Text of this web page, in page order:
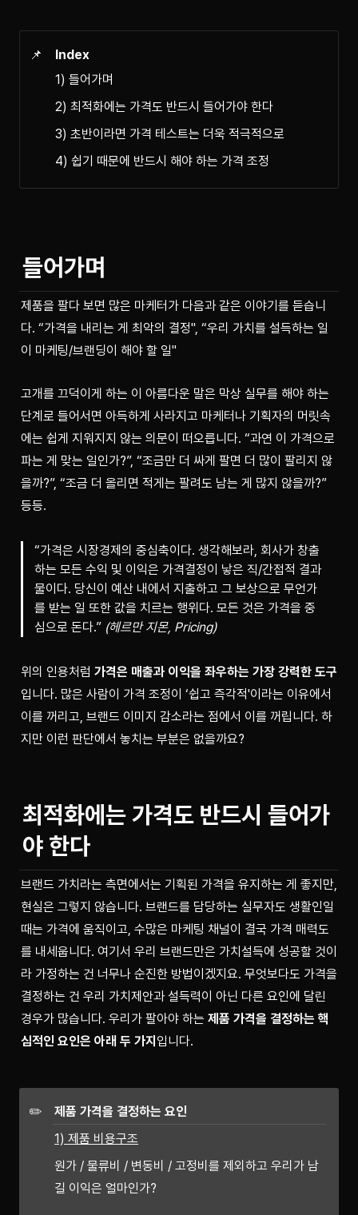
📌
Index
1) 들어가며
2) 최적화에는 가격도 반드시 들어가야 한다
3) 초반이라면 가격 테스트는 더욱 적극적으로
4) 쉽기 때문에 반드시 해야 하는 가격 조정
들어가며
제품을 팔다 보면 많은 마케터가 다음과 같은 이야기를 듣습니
다. “가격을 내리는 게 최악의 결정", “우리 가치를 설득하는 일
이 마케팅/브랜딩이 해야 할 일"
고개를 끄덕이게 하는 이 아름다운 말은 막상 실무를 해야 하는
단계로 들어서면 아득하게 사라지고 마케터나 기획자의 머릿속
에는 쉽게 지워지지 않는 의문이 떠오릅니다. “과연 이 가격으로
파는 게 맞는 일인가?”, “조금만 더 싸게 팔면 더 많이 팔리지 않
을까?”, “조금 더 올리면 적게는 팔려도 남는 게 많지 않을까?”
등등.
“가격은 시장경제의 중심축이다. 생각해보라, 회사가 창출
하는 모든 수익 및 이익은 가격결정이 낳은 직/간접적 결과
물이다. 당신이 예산 내에서 지출하고 그 보상으로 무언가
를 받는 일 또한 값을 치르는 행위다. 모든 것은 가격을 중
심으로 돈다.” (헤르만 지몬, Pricing)
위의 인용처럼 가격은 매출과 이익을 좌우하는 가장 강력한 도구
입니다. 많은 사람이 가격 조정이 ‘쉽고 즉각적'이라는 이유에서
이를 꺼리고, 브랜드 이미지 감소라는 점에서 이를 꺼립니다. 하
지만 이런 판단에서 놓치는 부분은 없을까요?
최적화에는 가격도 반드시 들어가
야 한다
브랜드 가치라는 측면에서는 기획된 가격을 유지하는 게 좋지만,
현실은 그렇지 않습니다. 브랜드를 담당하는 실무자도 생활인일
때는 가격에 움직이고, 수많은 마케팅 채널이 결국 가격 매력도
를 내세웁니다. 여기서 우리 브랜드만은 가치설득에 성공할 것이
라 가정하는 건 너무나 순진한 방법이겠지요. 무엇보다도 가격을
결정하는 건 우리 가치제안과 설득력이 아닌 다른 요인에 달린
경우가 많습니다. 우리가 팔아야 하는 제품 가격을 결정하는 핵
심적인 요인은 아래 두 가지 입니다.
✏️
제품 가격을 결정하는 요인
1) 제품 비용구조
원가 / 물류비 / 변동비 / 고정비를 제외하고 우리가 남
길 이익은 얼마인가?